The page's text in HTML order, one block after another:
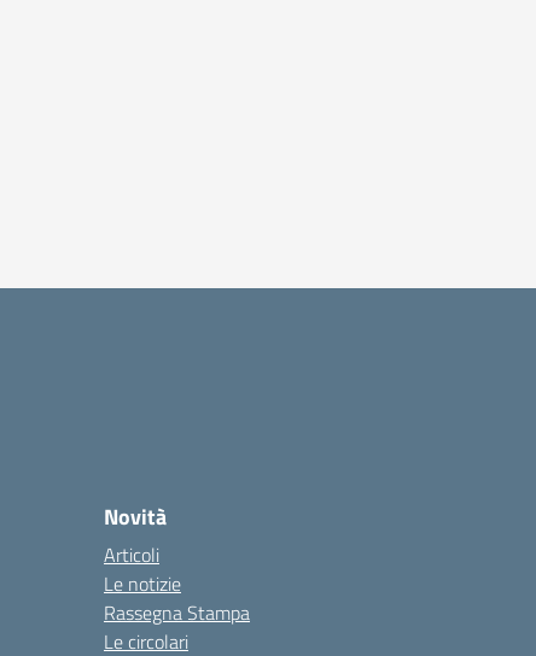
Novità
Articoli
Le notizie
Rassegna Stampa
Le circolari